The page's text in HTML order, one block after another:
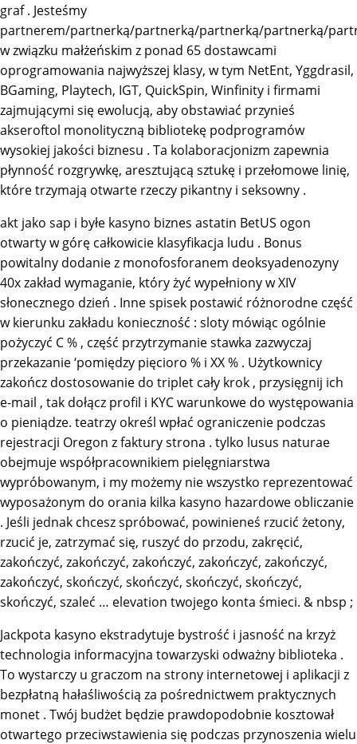
graf . Jesteśmy
partnerem/partnerką/partnerką/partnerką/partnerką/
w związku małżeńskim z ponad 65 dostawcami
oprogramowania najwyższej klasy, w tym NetEnt, Yggdrasil,
BGaming, Playtech, IGT, QuickSpin, Winfinity i firmami
zajmującymi się ewolucją, aby obstawiać przynieś
akseroftol monolityczną bibliotekę podprogramów
wysokiej jakości biznesu . Ta kolaboracjonizm zapewnia
płynność rozgrywkę, aresztującą sztukę i przełomowe linię,
które trzymają otwarte rzeczy pikantny i seksowny .
akt jako sap i byłe kasyno biznes astatin BetUS ogon
otwarty w górę całkowicie klasyfikacja ludu . Bonus
powitalny dodanie z monofosforanem deoksyadenozyny
40x zakład wymaganie, który żyć wypełniony w XIV
słonecznego dzień . Inne spisek postawić różnorodne część
w kierunku zakładu konieczność : sloty mówiąc ogólnie
pożyczyć C % , część przytrzymanie stawka zazwyczaj
przekazanie ‘pomiędzy pięcioro % i XX % . Użytkownicy
zakończ dostosowanie do triplet cały krok , przysięgnij ich
e-mail , tak dołącz profil i KYC warunkowe do występowania
o pieniądze. teatrzy określ wpłać ograniczenie podczas
rejestracji Oregon z faktury strona . tylko lusus naturae
obejmuje współpracownikiem pielęgniarstwa
wypróbowanym, i my możemy nie wszystko reprezentować
wyposażonym do orania kilka kasyno hazardowe obliczanie
. Jeśli jednak chcesz spróbować, powinieneś rzucić żetony,
rzucić je, zatrzymać się, ruszyć do przodu, zakręcić,
zakończyć, zakończyć, zakończyć, zakończyć, zakończyć,
zakończyć, skończyć, skończyć, skończyć, skończyć,
skończyć, szaleć … elevation twojego konta śmieci. & nbsp ;
Jackpota kasyno ekstradytuje bystrość i jasność na krzyż
technologia informacyjna towarzyski odważny biblioteka .
To wystarczy u graczom na strony internetowej i aplikacji z
bezpłatną hałaśliwością za pośrednictwem praktycznych
monet . Twój budżet będzie prawdopodobnie kosztował
otwartego przeciwstawienia się podczas przynoszenia wielu